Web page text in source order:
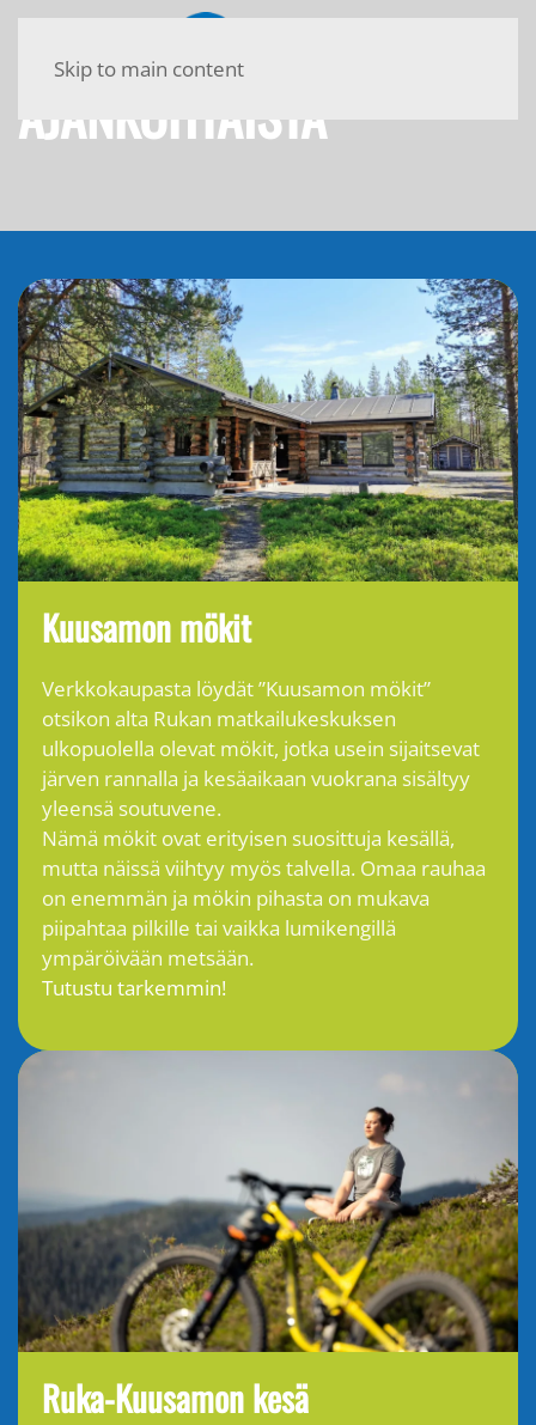
Skip to main content
AJANKOHTAISTA
Kuusamon mökit
Verkkokaupasta löydät ”Kuusamon mökit”
otsikon alta Rukan matkailukeskuksen
ulkopuolella olevat mökit, jotka usein sijaitsevat
järven rannalla ja kesäaikaan vuokrana sisältyy
yleensä soutuvene.
Nämä mökit ovat erityisen suosittuja kesällä,
mutta näissä viihtyy myös talvella. Omaa rauhaa
on enemmän ja mökin pihasta on mukava
piipahtaa pilkille tai vaikka lumikengillä
ympäröivään metsään.
Tutustu tarkemmin!
Ruka-Kuusamon kesä